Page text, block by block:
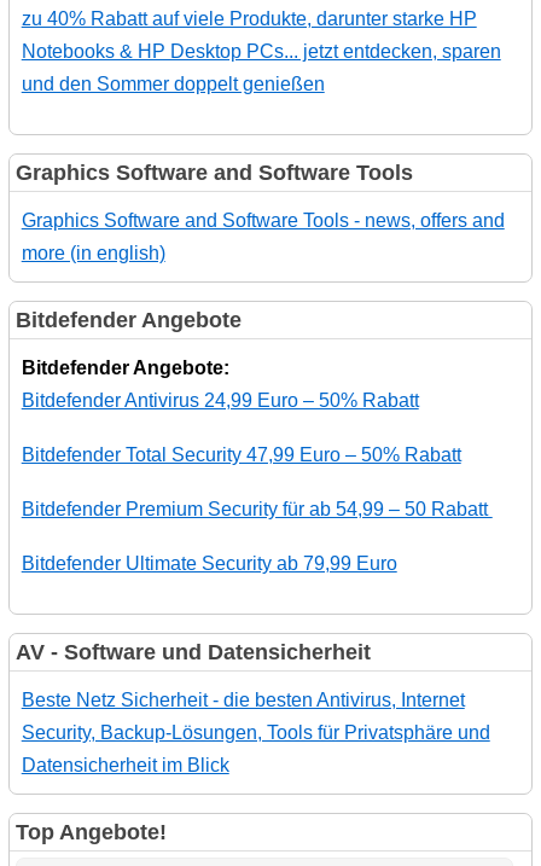
zu 40% Rabatt auf viele Produkte, darunter starke HP
Notebooks & HP Desktop PCs... jetzt entdecken, sparen
und den Sommer doppelt genießen
Graphics Software and Software Tools
Graphics Software and Software Tools - news, offers and
more (in english)
Bitdefender Angebote
Bitdefender Angebote:
Bitdefender Antivirus 24,99 Euro – 50% Rabatt
Bitdefender Total Security 47,99 Euro – 50% Rabatt
Bitdefender Premium Security für ab 54,99 – 50 Rabatt
Bitdefender Ultimate Security ab 79,99 Euro
AV - Software und Datensicherheit
Beste Netz Sicherheit - die besten Antivirus, Internet
Security, Backup-Lösungen, Tools für Privatsphäre und
Datensicherheit im Blick
Top Angebote!